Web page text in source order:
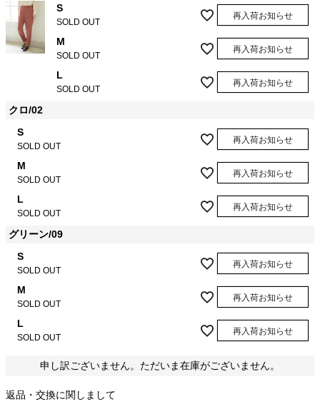
S
SOLD OUT
再入荷お知らせ
M
SOLD OUT
再入荷お知らせ
L
SOLD OUT
再入荷お知らせ
クロ/02
S
SOLD OUT
再入荷お知らせ
M
SOLD OUT
再入荷お知らせ
L
SOLD OUT
再入荷お知らせ
グリーン/09
S
SOLD OUT
再入荷お知らせ
M
SOLD OUT
再入荷お知らせ
L
SOLD OUT
再入荷お知らせ
申し訳ございません。ただいま在庫がございません。
返品・交換に関しまして